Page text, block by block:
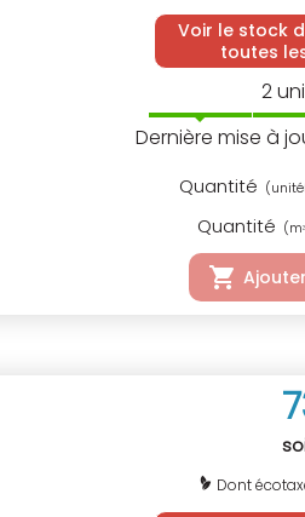
Voir le stock
toutes
2
Dernière mise à
Quantité
Quantité (m3
Dont